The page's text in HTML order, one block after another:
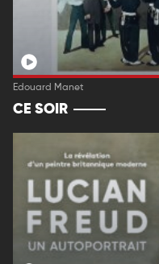
Edouard Manet
CE SOIR